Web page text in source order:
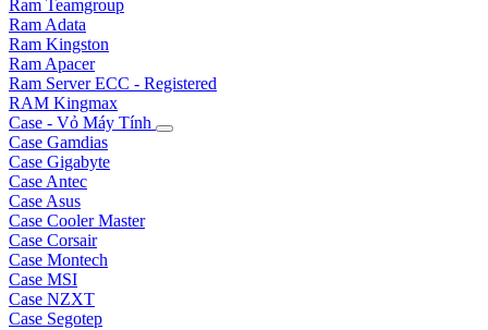
Ram Teamgroup
Ram Adata
Ram Kingston
Ram Apacer
Ram Server ECC - Registered
RAM Kingmax
Case - Vỏ Máy Tính
Case Gamdias
Case Gigabyte
Case Antec
Case Asus
Case Cooler Master
Case Corsair
Case Montech
Case MSI
Case NZXT
Case Segotep